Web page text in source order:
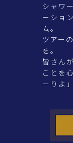
シャワ
ーショ
ム。
ツアー
を。
皆さん
ことを
ーりよ」